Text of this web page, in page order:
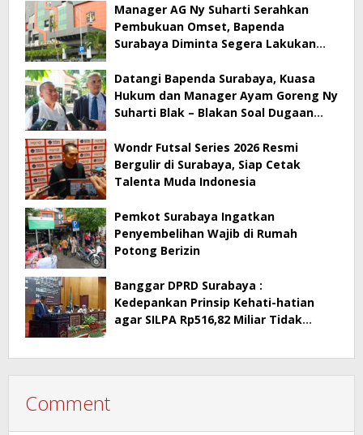
Manager AG Ny Suharti Serahkan
Pembukuan Omset, Bapenda
Surabaya Diminta Segera Lakukan
Datangi Bapenda Surabaya, Kuasa
Hukum dan Manager Ayam Goreng Ny
Suharti Blak – Blakan Soal Dugaan
Wondr Futsal Series 2026 Resmi
Bergulir di Surabaya, Siap Cetak
Talenta Muda Indonesia
Pemkot Surabaya Ingatkan
Penyembelihan Wajib di Rumah
Potong Berizin
Banggar DPRD Surabaya :
Kedepankan Prinsip Kehati-hatian
agar SILPA Rp516,82 Miliar Tidak
Comment